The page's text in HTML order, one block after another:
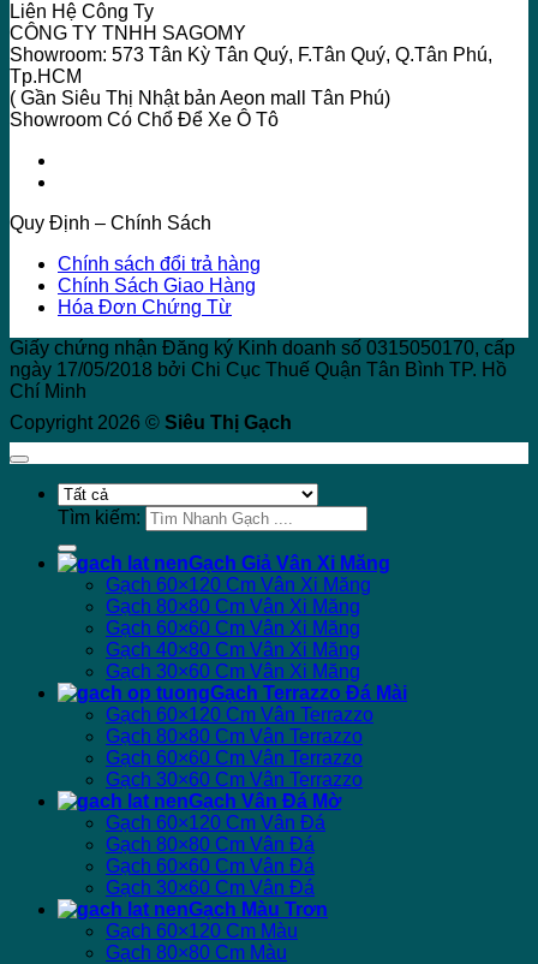
Liên Hệ Công Ty
CÔNG TY TNHH SAGOMY
Showroom: 573 Tân Kỳ Tân Quý, F.Tân Quý, Q.Tân Phú,
Tp.HCM
( Gần Siêu Thị Nhật bản Aeon mall Tân Phú)
Showroom Có Chổ Để Xe Ô Tô
Quy Định – Chính Sách
Chính sách đổi trả hàng
Chính Sách Giao Hàng
Hóa Đơn Chứng Từ
Giấy chứng nhận Đăng ký Kinh doanh số 0315050170, cấp
ngày 17/05/2018 bởi Chi Cục Thuế Quận Tân Bình TP. Hồ
Chí Minh
Copyright 2026 © Siêu Thị Gạch
Tìm kiếm:
Gạch Giả Vân Xi Măng
Gạch 60×120 Cm Vân Xi Măng
Gạch 80×80 Cm Vân Xi Măng
Gạch 60×60 Cm Vân Xi Măng
Gạch 40×80 Cm Vân Xi Măng
Gạch 30×60 Cm Vân Xi Măng
Gạch Terrazzo Đá Mài
Gạch 60×120 Cm Vân Terrazzo
Gạch 80×80 Cm Vân Terrazzo
Gạch 60×60 Cm Vân Terrazzo
Gạch 30×60 Cm Vân Terrazzo
Gạch Vân Đá Mờ
Gạch 60×120 Cm Vân Đá
Gạch 80×80 Cm Vân Đá
Gạch 60×60 Cm Vân Đá
Gạch 30×60 Cm Vân Đá
Gạch Màu Trơn
Gạch 60×120 Cm Màu
Gạch 80×80 Cm Màu